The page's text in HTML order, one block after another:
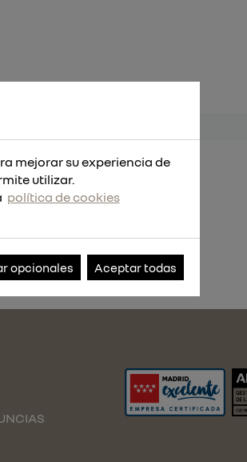
mejorar su experiencia de
utilizar.
política de cookies
opcionales Aceptar todas